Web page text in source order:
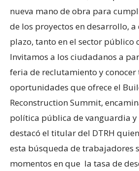
nueva mano de obra para
de los proyectos en desarrollo,
plazo, tanto en el sector público
Invitamos a los ciudadanos a
feria de reclutamiento y conocer
oportunidades que ofrece el
Reconstruction Summit,
política pública de vanguardia y
destacó el titular del DTRH
esta búsqueda de trabajadores
momentos en que la tasa de